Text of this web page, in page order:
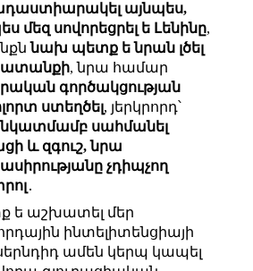
այնպես,
մեզ սովորեցրել ե Լենինը,
նախ պետք ե նրան լծել
, նրա համար
գործակցության
ստեղծել, յերկրորդ՝
սահմանել
և զգուշ, նրա
չդիպչող
․
ե աշխատել մեր
ինտելիտենցիայի
ամեն կերպ կապել